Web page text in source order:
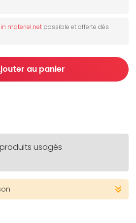
materiel.net possible et offerte dès
au panier
usagés